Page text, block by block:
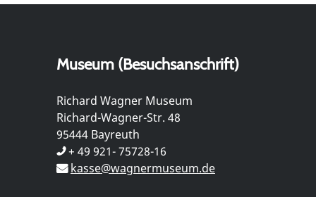
Museum (Besuchsanschrift)
Richard Wagner Museum
Richard-Wagner-Str. 48
95444 Bayreuth
+ 49 921- 75728-16
kasse@wagnermuseum.de